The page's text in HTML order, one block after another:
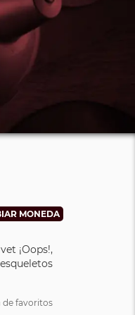
¡Oops!,
de favoritos